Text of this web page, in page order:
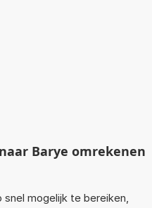
Barye omrekenen
mogelijk te bereiken,